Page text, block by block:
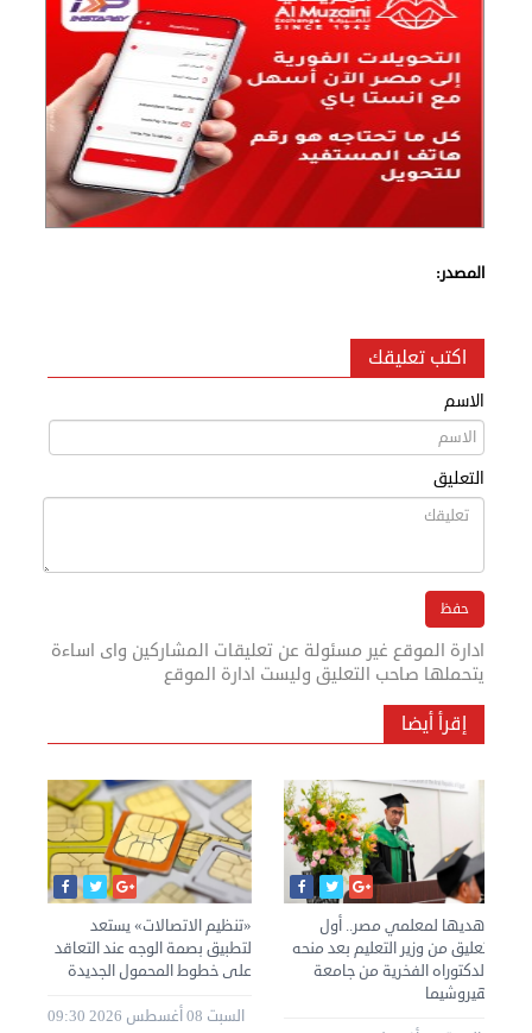
المصدر:
اكتب تعليقك
الاسم
التعليق
ادارة الموقع غير مسئولة عن تعليقات المشاركين واى اساءة
يتحملها صاحب التعليق وليست ادارة الموقع
إقرأ أيضا
«تنظيم الاتصالات» يستعد
لتطبيق بصمة الوجه عند التعاقد
على خطوط المحمول الجديدة
السبت 08 أغسطس 2026 09:30
أهديها لمعلمي مصر.. أول
تعليق من وزير التعليم بعد منحه
الدكتوراه الفخرية من جامعة
هيروشيما